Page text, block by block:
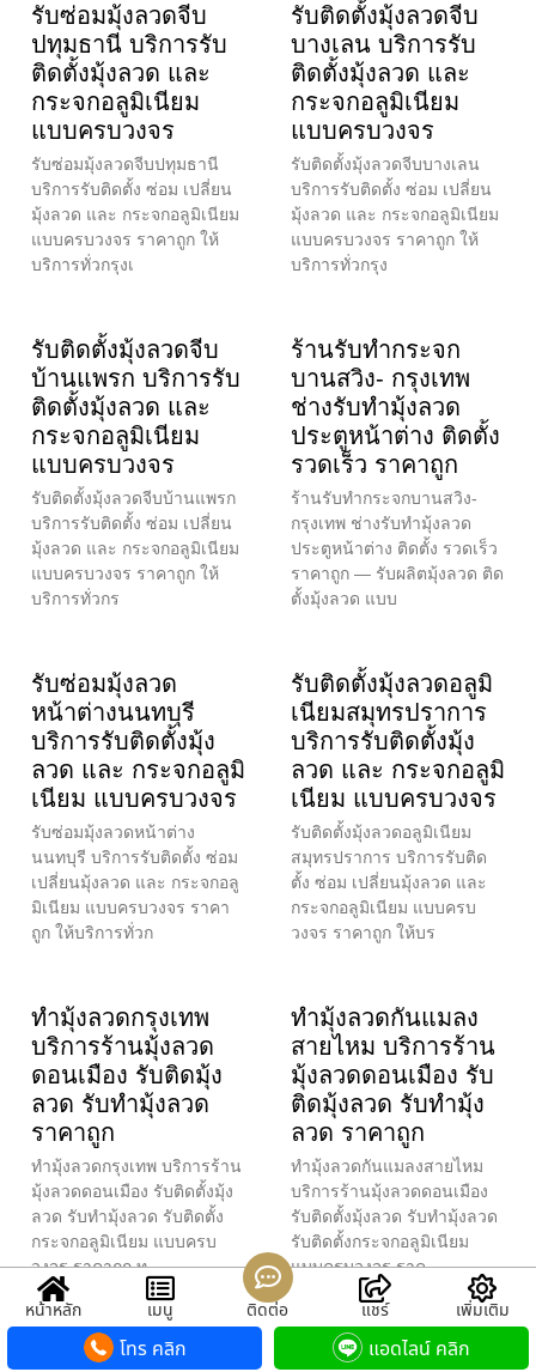
รับซ่อมมุ้งลวดจีบ
ปทุมธานี บริการรับ
ติดตั้งมุ้งลวด และ
กระจกอลูมิเนียม
แบบครบวงจร
รับซ่อมมุ้งลวดจีบปทุมธานี
บริการรับติดตั้ง ซ่อม เปลี่ยน
มุ้งลวด และ กระจกอลูมิเนียม
แบบครบวงจร ราคาถูก ให้
บริการทั่วกรุงเ
รับติดตั้งมุ้งลวดจีบ
บางเลน บริการรับ
ติดตั้งมุ้งลวด และ
กระจกอลูมิเนียม
แบบครบวงจร
รับติดตั้งมุ้งลวดจีบบางเลน
บริการรับติดตั้ง ซ่อม เปลี่ยน
มุ้งลวด และ กระจกอลูมิเนียม
แบบครบวงจร ราคาถูก ให้
บริการทั่วกรุง
รับติดตั้งมุ้งลวดจีบ
บ้านแพรก บริการรับ
ติดตั้งมุ้งลวด และ
กระจกอลูมิเนียม
แบบครบวงจร
รับติดตั้งมุ้งลวดจีบบ้านแพรก
บริการรับติดตั้ง ซ่อม เปลี่ยน
มุ้งลวด และ กระจกอลูมิเนียม
แบบครบวงจร ราคาถูก ให้
บริการทั่วกร
ร้านรับทำกระจก
บานสวิง- กรุงเทพ
ช่างรับทำมุ้งลวด
ประตูหน้าต่าง ติดตั้ง
รวดเร็ว ราคาถูก
ร้านรับทำกระจกบานสวิง-
กรุงเทพ ช่างรับทำมุ้งลวด
ประตูหน้าต่าง ติดตั้ง รวดเร็ว
ราคาถูก — รับผลิตมุ้งลวด ติด
ตั้งมุ้งลวด แบบ
รับซ่อมมุ้งลวด
หน้าต่างนนทบุรี
บริการรับติดตั้งมุ้ง
ลวด และ กระจกอลูมิ
เนียม แบบครบวงจร
รับซ่อมมุ้งลวดหน้าต่าง
นนทบุรี บริการรับติดตั้ง ซ่อม
เปลี่ยนมุ้งลวด และ กระจกอลู
มิเนียม แบบครบวงจร ราคา
ถูก ให้บริการทั่วก
รับติดตั้งมุ้งลวดอลูมิ
เนียมสมุทรปราการ
บริการรับติดตั้งมุ้ง
ลวด และ กระจกอลูมิ
เนียม แบบครบวงจร
รับติดตั้งมุ้งลวดอลูมิเนียม
สมุทรปราการ บริการรับติด
ตั้ง ซ่อม เปลี่ยนมุ้งลวด และ
กระจกอลูมิเนียม แบบครบ
วงจร ราคาถูก ให้บร
ทำมุ้งลวดกรุงเทพ
บริการร้านมุ้งลวด
ดอนเมือง รับติดมุ้ง
ลวด รับทำมุ้งลวด
ราคาถูก
ทำมุ้งลวดกรุงเทพ บริการร้าน
มุ้งลวดดอนเมือง รับติดตั้งมุ้ง
ลวด รับทำมุ้งลวด รับติดตั้ง
กระจกอลูมิเนียม แบบครบ
วงจร ราคาถูก ท
ทำมุ้งลวดกันแมลง
สายไหม บริการร้าน
มุ้งลวดดอนเมือง รับ
ติดมุ้งลวด รับทำมุ้ง
ลวด ราคาถูก
ทำมุ้งลวดกันแมลงสายไหม
บริการร้านมุ้งลวดดอนเมือง
รับติดตั้งมุ้งลวด รับทำมุ้งลวด
รับติดตั้งกระจกอลูมิเนียม
แบบครบวงจร ราค
รับเปลี่ยนมุ้งลวด
รับติดตั้งมุ้งลวดส
หน้าหลัก เมนู ติดต่อ แชร์ เพิ่มเติม
โทร คลิก แอดไลน์ คลิก